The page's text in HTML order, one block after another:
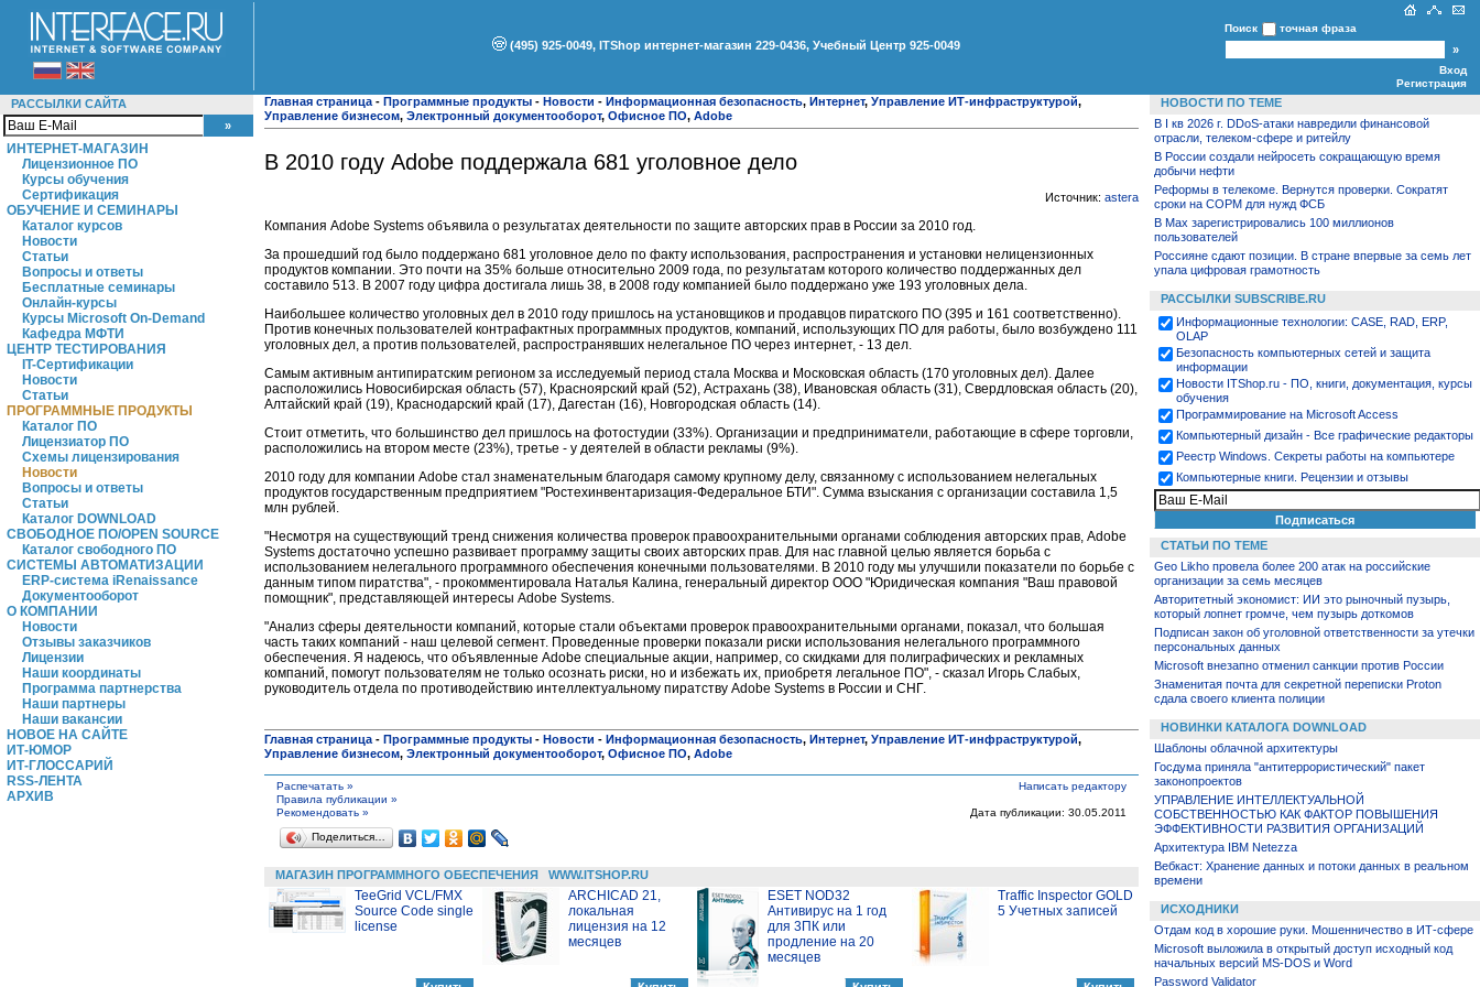
(495) 925-0049, ITShop интернет-магазин 229-0436, Учебный Центр 925-0049
Поиск точная фраза
Вход
Регистрация
РАССЫЛКИ САЙТА
ИНТЕРНЕТ-МАГАЗИН
Лицензионное ПО
Курсы обучения
Сертификация
ОБУЧЕНИЕ И СЕМИНАРЫ
Каталог курсов
Новости
Статьи
Вопросы и ответы
Бесплатные семинары
Онлайн-курсы
Курсы Microsoft On-Demand
Кафедра МФТИ
ЦЕНТР ТЕСТИРОВАНИЯ
IT-Сертификации
Новости
Статьи
ПРОГРАММНЫЕ ПРОДУКТЫ
Каталог ПО
Лицензиатор ПО
Схемы лицензирования
Новости
Вопросы и ответы
Статьи
Каталог DOWNLOAD
СВОБОДНОЕ ПО/OPEN SOURCE
Каталог свободного ПО
СИСТЕМЫ АВТОМАТИЗАЦИИ
ERP-система iRenaissance
Документооборот
О КОМПАНИИ
Новости
Отзывы заказчиков
Лицензии
Наши координаты
Программа партнерства
Наши партнеры
Наши вакансии
НОВОЕ НА САЙТЕ
ИТ-ЮМОР
ИТ-ГЛОССАРИЙ
RSS-ЛЕНТА
АРХИВ
Главная страница - Программные продукты - Новости - Информационная безопасность, Интернет, Управление ИТ-инфраструктурой,
Управление бизнесом, Электронный документооборот, Офисное ПО, Adobe
В 2010 году Adobe поддержала 681 уголовное дело
Источник: astera
Компания Adobe Systems объявила о результатах деятельности по защите авторских прав в России за 2010 год.
За прошедший год было поддержано 681 уголовное дело по факту использования, распространения и установки нелицензионных
продуктов компании. Это почти на 35% больше относительно 2009 года, по результатам которого количество поддержанных дел
составило 513. В 2007 году цифра достигала лишь 38, в 2008 году компанией было поддержано уже 193 уголовных дела.
Наибольшее количество уголовных дел в 2010 году пришлось на установщиков и продавцов пиратского ПО (395 и 161 соответственно).
Против конечных пользователей контрафактных программных продуктов, компаний, использующих ПО для работы, было возбуждено 111
уголовных дел, а против пользователей, распространявших нелегальное ПО через интернет, - 13 дел.
Самым активным антипиратским регионом за исследуемый период стала Москва и Московская область (170 уголовных дел). Далее
расположились Новосибирская область (57), Красноярский край (52), Астрахань (38), Ивановская область (31), Свердловская область (20),
Алтайский край (19), Краснодарский край (17), Дагестан (16), Новгородская область (14).
Стоит отметить, что большинство дел пришлось на фотостудии (33%). Организации и предприниматели, работающие в сфере торговли,
расположились на втором месте (23%), третье - у деятелей в области рекламы (9%).
2010 году для компании Adobe стал знаменательным благодаря самому крупному делу, связанному с использованием нелегальных
продуктов государственным предприятием "Ростехинвентаризация-Федеральное БТИ". Сумма взыскания с организации составила 1,5
млн рублей.
"Несмотря на существующий тренд снижения количества проверок правоохранительными органами соблюдения авторских прав, Adobe
Systems достаточно успешно развивает программу защиты своих авторских прав. Для нас главной целью является борьба с
использованием нелегального программного обеспечения конечными пользователями. В 2010 году мы улучшили показатели по борьбе с
данным типом пиратства", - прокомментировала Наталья Калина, генеральный директор ООО "Юридическая компания "Ваш правовой
помощник", представляющей интересы Adobe Systems.
"Анализ сферы деятельности компаний, которые стали объектами проверок правоохранительными органами, показал, что большая
часть таких компаний - наш целевой сегмент. Проведенные проверки показали риски использования нелегального программного
обеспечения. Я надеюсь, что объявленные Adobe специальные акции, например, со скидками для полиграфических и рекламных
компаний, помогут пользователям не только осознать риски, но и избежать их, приобретя легальное ПО", - сказал Игорь Слабых,
руководитель отдела по противодействию интеллектуальному пиратству Adobe Systems в России и СНГ.
Главная страница - Программные продукты - Новости - Информационная безопасность, Интернет, Управление ИТ-инфраструктурой,
Управление бизнесом, Электронный документооборот, Офисное ПО, Adobe
Распечатать »
Правила публикации »
Написать редактору
Рекомендовать »
Дата публикации: 30.05.2011
Поделиться…
МАГАЗИН ПРОГРАММНОГО ОБЕСПЕЧЕНИЯ WWW.ITSHOP.RU
TeeGrid VCL/FMX
Source Code single
license
ARCHICAD 21,
локальная
лицензия на 12
месяцев
ESET NOD32
Антивирус на 1 год
для 3ПК или
продление на 20
месяцев
Traffic Inspector GOLD
5 Учетных записей
НОВОСТИ ПО ТЕМЕ
В I кв 2026 г. DDoS-атаки навредили финансовой
отрасли, телеком-сфере и ритейлу
В России создали нейросеть сокращающую время
добычи нефти
Реформы в телекоме. Вернутся проверки. Сократят
сроки на СОРМ для нужд ФСБ
В Max зарегистрировались 100 миллионов
пользователей
Россияне сдают позиции. В стране впервые за семь лет
упала цифровая грамотность
РАССЫЛКИ SUBSCRIBE.RU
Информационные технологии: CASE, RAD, ERP,
OLAP
Безопасность компьютерных сетей и защита
информации
Новости ITShop.ru - ПО, книги, документация, курсы
обучения
Программирование на Microsoft Access
Компьютерный дизайн - Все графические редакторы
Реестр Windows. Секреты работы на компьютере
Компьютерные книги. Рецензии и отзывы
СТАТЬИ ПО ТЕМЕ
Geo Likho провела более 200 атак на российские
организации за семь месяцев
Авторитетный экономист: ИИ это рыночный пузырь,
который лопнет громче, чем пузырь доткомов
Подписан закон об уголовной ответственности за утечки
персональных данных
Microsoft внезапно отменил санкции против России
Знаменитая почта для секретной переписки Proton
сдала своего клиента полиции
НОВИНКИ КАТАЛОГА DOWNLOAD
Шаблоны облачной архитектуры
Госдума приняла "антитеррористический" пакет
законопроектов
УПРАВЛЕНИЕ ИНТЕЛЛЕКТУАЛЬНОЙ
СОБСТВЕННОСТЬЮ КАК ФАКТОР ПОВЫШЕНИЯ
ЭФФЕКТИВНОСТИ РАЗВИТИЯ ОРГАНИЗАЦИЙ
Архитектура IBM Netezza
Вебкаст: Хранение данных и потоки данных в реальном
времени
ИСХОДНИКИ
Отдам код в хорошие руки. Мошенничество в ИТ-сфере
Microsoft выложила в открытый доступ исходный код
начальных версий MS-DOS и Word
Password Validator